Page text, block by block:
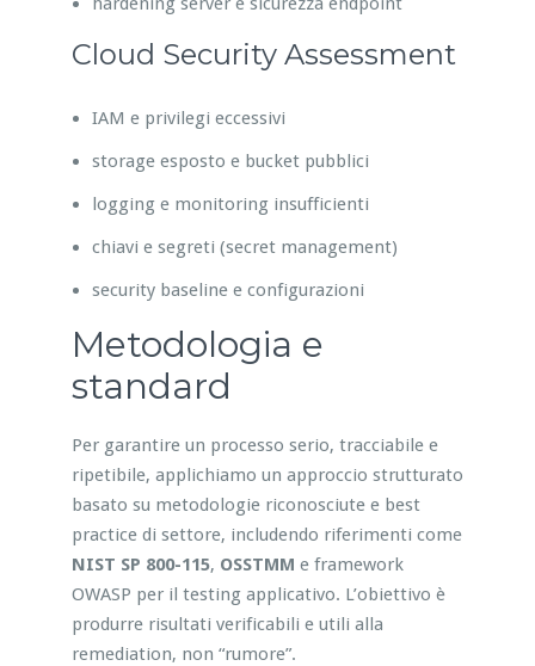
Cloud Security Assessment
IAM e privilegi eccessivi
storage esposto e bucket pubblici
logging e monitoring insufficienti
chiavi e segreti (secret management)
security baseline e configurazioni
Metodologia e
standard
Per garantire un processo serio, tracciabile e
ripetibile, applichiamo un approccio strutturato
basato su metodologie riconosciute e best
practice di settore, includendo riferimenti come
NIST SP 800-115, OSSTMM e framework
OWASP per il testing applicativo. L’obiettivo è
produrre risultati verificabili e utili alla
remediation, non “rumore”.